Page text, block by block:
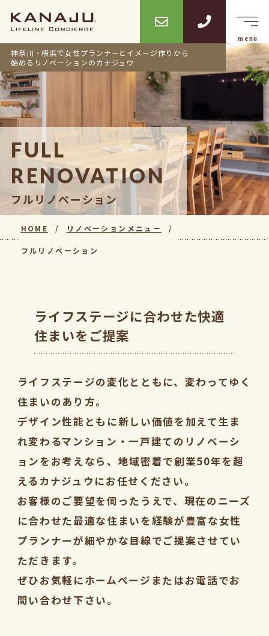
神奈川・横浜で女性プランナーとイメージ作りから
始めるリノベーションのカナジュウ
FULL
RENOVATION
フルリノベーション
HOME リノベーションメニュー
フルリノベーション
ライフステージに合わせた快適
住まいをご提案
ライフステージの変化とともに、変わってゆく
住まいのあり方。
デザイン性能ともに新しい価値を加えて生ま
れ変わるマンション・一戸建てのリノベーシ
ョンをお考えなら、地域密着で創業50年を超
えるカナジュウにお任せください。
お客様のご要望を伺ったうえで、現在のニーズ
に合わせた最適な住まいを経験が豊富な女性
プランナーが細やかな目線でご提案させてい
ただきます。
ぜひお気軽にホームページまたはお電話でお
問い合わせ下さい。